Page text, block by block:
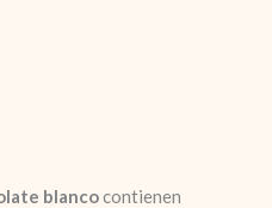
blancocontienen